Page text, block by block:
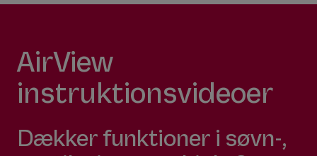
AirView
instruktionsvideoer
Dækker funktioner i søvn-,